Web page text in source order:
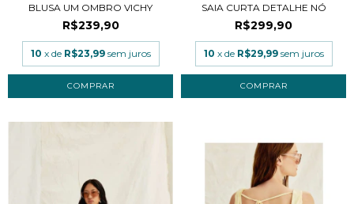
BLUSA UM OMBRO VICHY
R$239,90
10 x de R$23,99 sem juros
COMPRAR
SAIA CURTA DETALHE NÓ
R$299,90
10 x de R$29,99 sem juros
COMPRAR